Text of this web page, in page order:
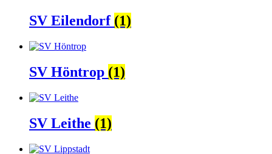
SV Eilendorf (1)
SV Höntrop (1)
SV Leithe (1)